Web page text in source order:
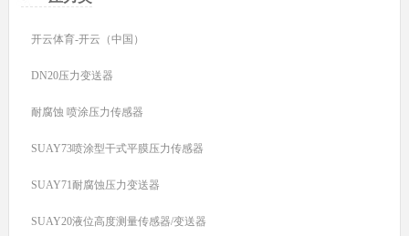
开云体育-开云（中国）
DN20压力变送器
耐腐蚀 喷涂压力传感器
SUAY73喷涂型干式平膜压力传感器
SUAY71耐腐蚀压力变送器
SUAY20液位高度测量传感器/变送器